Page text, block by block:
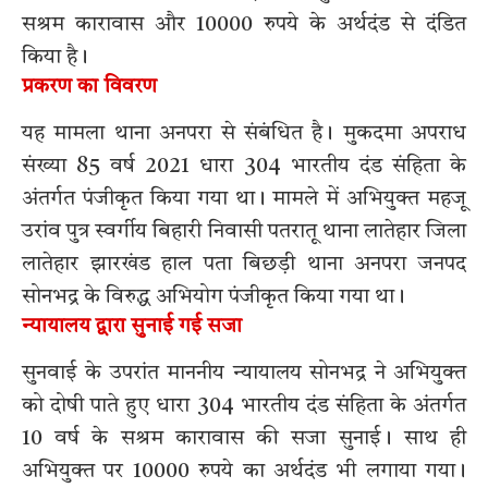
सश्रम कारावास और 10000 रुपये के अर्थदंड से दंडित
किया है।
प्रकरण का विवरण
यह मामला थाना अनपरा से संबंधित है। मुकदमा अपराध
संख्या 85 वर्ष 2021 धारा 304 भारतीय दंड संहिता के
अंतर्गत पंजीकृत किया गया था। मामले में अभियुक्त महजू
उरांव पुत्र स्वर्गीय बिहारी निवासी पतरातू थाना लातेहार जिला
लातेहार झारखंड हाल पता बिछड़ी थाना अनपरा जनपद
सोनभद्र के विरुद्ध अभियोग पंजीकृत किया गया था।
न्यायालय द्वारा सुनाई गई सजा
सुनवाई के उपरांत माननीय न्यायालय सोनभद्र ने अभियुक्त
को दोषी पाते हुए धारा 304 भारतीय दंड संहिता के अंतर्गत
10 वर्ष के सश्रम कारावास की सजा सुनाई। साथ ही
अभियुक्त पर 10000 रुपये का अर्थदंड भी लगाया गया।